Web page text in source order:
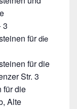
3
fürdie
für die
Str. 3
für die
Alte